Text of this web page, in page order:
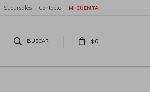
$ 0
Sucursales Contacto